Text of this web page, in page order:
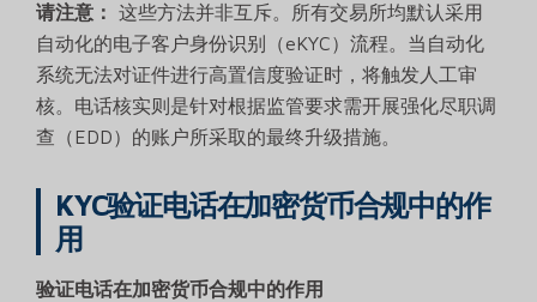
请注意：
这些方法并非互斥。所有交易所均默认采用
自动化的电子客户身份识别（eKYC）流程。当自动化
系统无法对证件进行高置信度验证时，将触发人工审
核。电话核实则是针对根据监管要求需开展强化尽职调
查（EDD）的账户所采取的最终升级措施。
KYC验证电话在加密货币合规中的作
用
验证电话在加密货币合规中的作用